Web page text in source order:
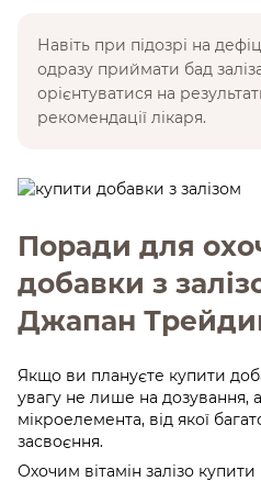
Навіть при підозрі на
одразу приймати бад
орієнтуватися на
рекомендації лікаря.
Поради для
добавки з
Джапан
Якщо ви плануєте купити
увагу не лише на дозування,
мікроелемента, від якої
засвоєння.
Охочим вітамін залізо